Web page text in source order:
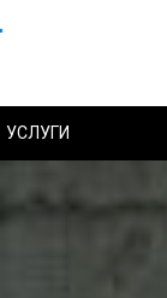
УСЛУГИ